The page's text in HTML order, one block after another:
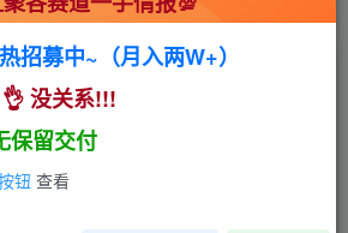
战拆解 正文
，一键复刻
招募中~（月入两W+）
没关系!!!
保留交付
钮 查看